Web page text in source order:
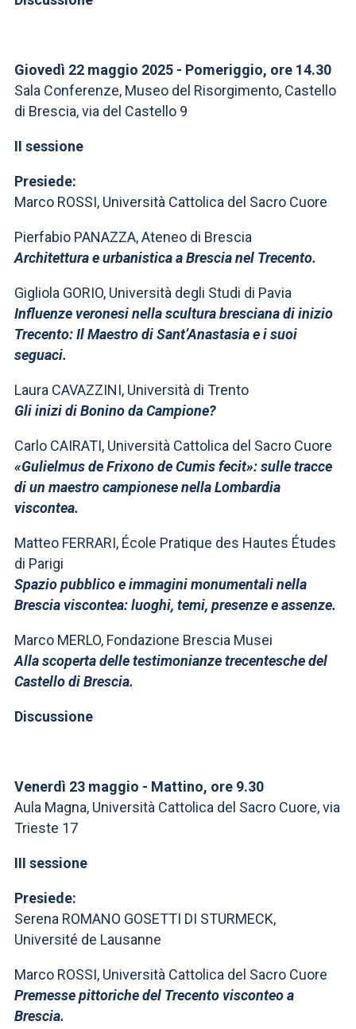
Giovedì 22 maggio 2025 - Pomeriggio, ore 14.30
Sala Conferenze, Museo del Risorgimento, Castello
di Brescia, via del Castello 9
II sessione
Presiede:
Marco ROSSI, Università Cattolica del Sacro Cuore
Pierfabio PANAZZA, Ateneo di Brescia
Architettura e urbanistica a Brescia nel Trecento.
Gigliola GORIO, Università degli Studi di Pavia
Influenze veronesi nella scultura bresciana di inizio
Trecento: Il Maestro di Sant’Anastasia e i suoi
seguaci.
Laura CAVAZZINI, Università di Trento
Gli inizi di Bonino da Campione?
Carlo CAIRATI, Università Cattolica del Sacro Cuore
«Gulielmus de Frixono de Cumis fecit»: sulle tracce
di un maestro campionese nella Lombardia
viscontea.
Matteo FERRARI, École Pratique des Hautes Études
di Parigi
Spazio pubblico e immagini monumentali nella
Brescia viscontea: luoghi, temi, presenze e assenze.
Marco MERLO, Fondazione Brescia Musei
Alla scoperta delle testimonianze trecentesche del
Castello di Brescia.
Discussione
Venerdì 23 maggio - Mattino, ore 9.30
Aula Magna, Università Cattolica del Sacro Cuore, via
Trieste 17
III sessione
Presiede:
Serena ROMANO GOSETTI DI STURMECK,
Université de Lausanne
Marco ROSSI, Università Cattolica del Sacro Cuore
Premesse pittoriche del Trecento visconteo a
Brescia.